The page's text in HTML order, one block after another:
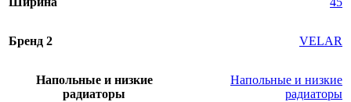
Бренд 2 VELAR
Напольные и низкие
радиаторы
Напольные и низкие
радиаторы